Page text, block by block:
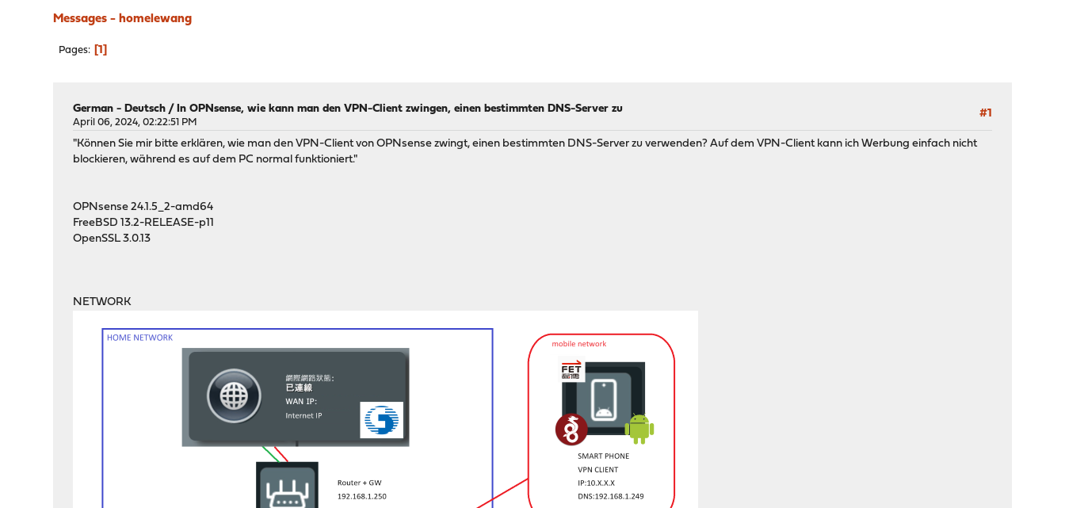
Messages - homelewang
Pages 1
#1
German - Deutsch /In OPNsense, wie kann man den VPN-Client zwingen, einen bestimmten DNS-Server zu
April 06, 2024, 02:22:51 PM
"Können Sie mir bitte erklären, wie man den VPN-Client von OPNsense zwingt, einen bestimmten DNS-Server zu verwenden? Auf dem VPN-Client kann ich Werbung einfach nicht
blockieren, während es auf dem PC normal funktioniert."
OPNsense 24.1.5_2-amd64
FreeBSD 13.2-RELEASE-p11
OpenSSL 3.0.13
NETWORK